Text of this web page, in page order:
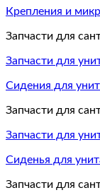
Крепления и
Запчасти для
Запчасти для
Сидения для
Запчасти для
Запчасти для
Сиденья для
Запчасти для